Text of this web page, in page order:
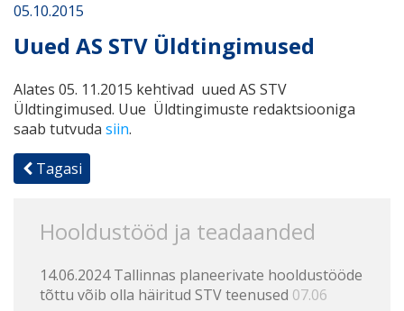
05.10.2015
Uued AS STV Üldtingimused
Alates 05. 11.2015 kehtivad uued AS STV
Üldtingimused. Uue Üldtingimuste redaktsiooniga
saab tutvuda siin.
Tagasi
Hooldustööd ja teadaanded
14.06.2024 Tallinnas planeerivate hooldustööde
tõttu võib olla häiritud STV teenused 07.06